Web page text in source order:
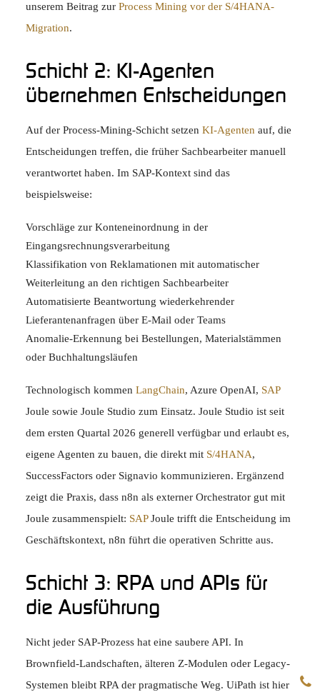
unserem Beitrag zur Process Mining vor der S/4HANA-
Migration.
Schicht 2: KI-Agenten
übernehmen Entscheidungen
Auf der Process-Mining-Schicht setzen KI-Agenten auf, die
Entscheidungen treffen, die früher Sachbearbeiter manuell
verantwortet haben. Im SAP-Kontext sind das
beispielsweise:
Vorschläge zur Konteneinordnung in der
Eingangsrechnungsverarbeitung
Klassifikation von Reklamationen mit automatischer
Weiterleitung an den richtigen Sachbearbeiter
Automatisierte Beantwortung wiederkehrender
Lieferantenanfragen über E-Mail oder Teams
Anomalie-Erkennung bei Bestellungen, Materialstämmen
oder Buchhaltungsläufen
Technologisch kommen LangChain, Azure OpenAI, SAP
Joule sowie Joule Studio zum Einsatz. Joule Studio ist seit
dem ersten Quartal 2026 generell verfügbar und erlaubt es,
eigene Agenten zu bauen, die direkt mit S/4HANA,
SuccessFactors oder Signavio kommunizieren. Ergänzend
zeigt die Praxis, dass n8n als externer Orchestrator gut mit
Joule zusammenspielt: SAPJoule trifft die Entscheidung im
Geschäftskontext, n8n führt die operativen Schritte aus.
Schicht 3: RPA und APIs für
die Ausführung
Nicht jeder SAP-Prozess hat eine saubere API. In
Brownfield-Landschaften, älteren Z-Modulen oder Legacy-
Systemen bleibt RPA der pragmatische Weg. UiPath ist hier